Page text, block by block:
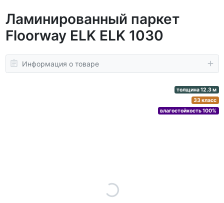
Ламинированный паркет
Floorway ELK ELK 1030
Информация о товаре
толщина 12.3 м
33 класс
влагостойкость 100%